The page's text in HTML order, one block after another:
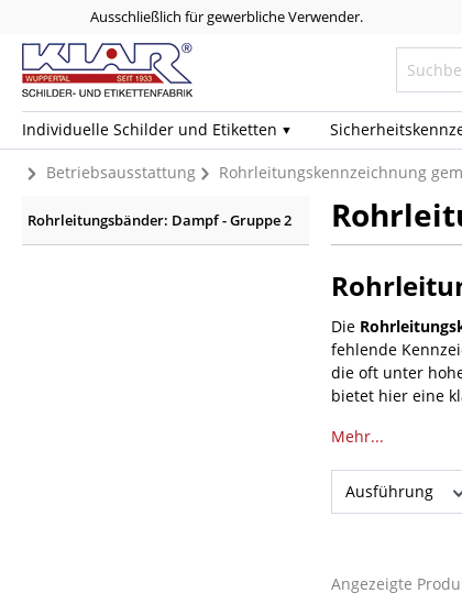
Ausschließlich für gewerbliche Verwender.
Individuelle Schilder und Etiketten
Betriebsausstattung Rohrleitungskennzeichnung
Rohrleitungsbänder: Dampf - Gruppe 2
Die
fehlende
die oft unter
bietet hier eine
Mehr...
Ausführung
Angezeigte